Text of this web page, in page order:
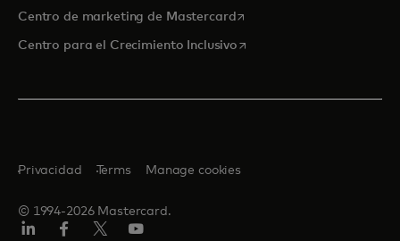
Centro de marketing de Mastercardse abre en una pestaña
Centro para el Crecimiento Inclusivose abre en una pestaña
© 1994-2026 Mastercard.
Privacidad Terms Manage cookies